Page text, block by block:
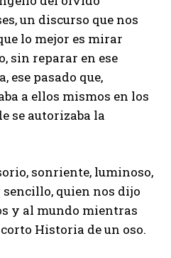
un discurso que nos
lo mejor es mirar
sin reparar en ese
ese pasado que,
a ellos mismos en los
se autorizaba la
sonriente, luminoso,
quien nos dijo
y al mundo mientras
Historia de un oso.